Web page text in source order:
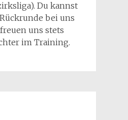
Du kannst
bei uns
uns stets
im Training.